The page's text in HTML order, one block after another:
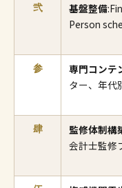
弐 基盤整備
Person
参 専門コンテ
ター、年代
肆 監修体制構
会計士監修